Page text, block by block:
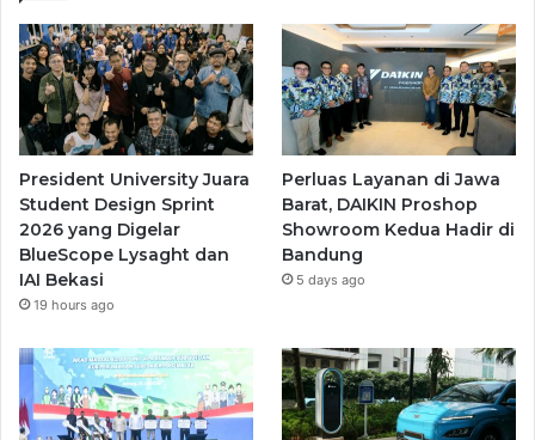
President University Juara
Student Design Sprint
2026 yang Digelar
BlueScope Lysaght dan
IAI Bekasi
19 hours ago
Perluas Layanan di Jawa
Barat, DAIKIN Proshop
Showroom Kedua Hadir di
Bandung
5 days ago